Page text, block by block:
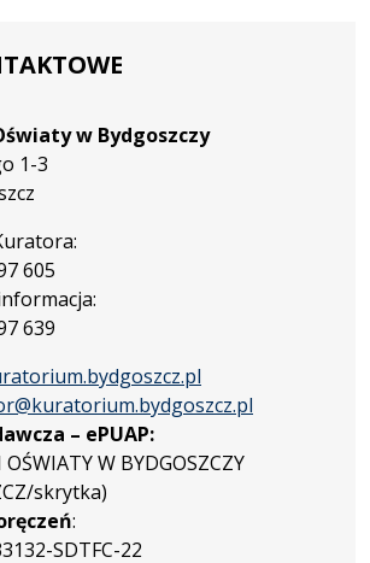
w Bydgoszczy
1-3
605
639
– ePUAP:
W BYDGOSZCZY
skrytka)
:
SDTFC-22